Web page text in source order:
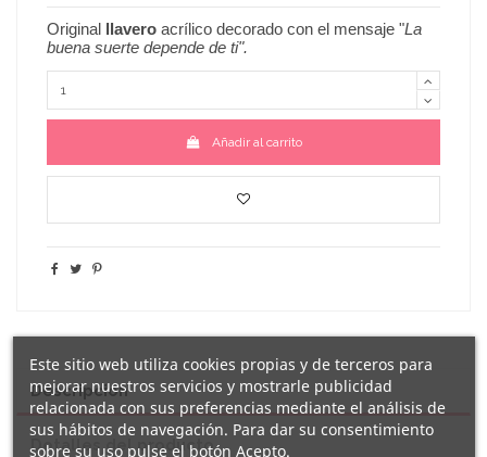
Original llavero acrílico decorado con el mensaje "La
buena suerte depende de ti".
Añadir al carrito
Descripción
Detalles del producto
Este sitio web utiliza cookies propias y de terceros para
mejorar nuestros servicios y mostrarle publicidad
relacionada con sus preferencias mediante el análisis de
sus hábitos de navegación. Para dar su consentimiento
sobre su uso pulse el botón Acepto.